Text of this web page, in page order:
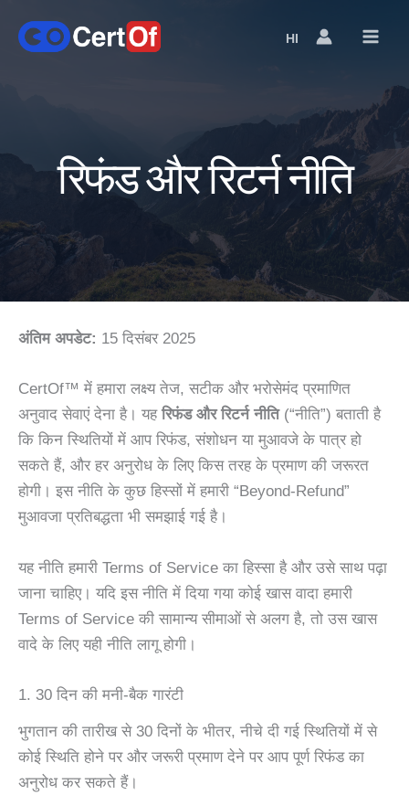
HILanguage
रिफंड और रिटर्न नीति
अंतिम अपडेट: 15 दिसंबर 2025
CertOf™ में हमारा लक्ष्य तेज, सटीक और भरोसेमंद प्रमाणित
अनुवाद सेवाएं देना है। यह रिफंड और रिटर्न नीति(“नीति”) बताती है
कि किन स्थितियों में आप रिफंड, संशोधन या मुआवजे के पात्र हो
सकते हैं, और हर अनुरोध के लिए किस तरह के प्रमाण की जरूरत
होगी। इस नीति के कुछ हिस्सों में हमारी “Beyond-Refund”
मुआवजा प्रतिबद्धता भी समझाई गई है।
यह नीति हमारी Terms of Service का हिस्सा है और उसे साथ पढ़ा
जाना चाहिए। यदि इस नीति में दिया गया कोई खास वादा हमारी
Terms of Service की सामान्य सीमाओं से अलग है, तो उस खास
वादे के लिए यही नीति लागू होगी।
1. 30 दिन की मनी-बैक गारंटी
भुगतान की तारीख से 30 दिनों के भीतर, नीचे दी गई स्थितियों में से
कोई स्थिति होने पर और जरूरी प्रमाण देने पर आप पूर्ण रिफंड का
अनुरोध कर सकते हैं।